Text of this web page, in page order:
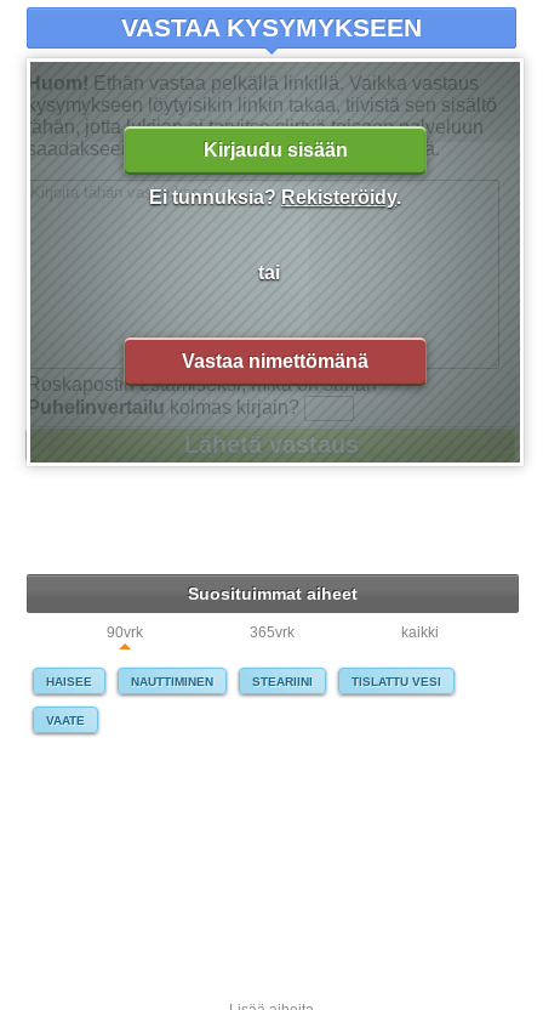
Kirjaudu sisään
Ei tunnuksia? Rekisteröidy.
tai
Vastaa nimettömänä
VASTAA KYSYMYKSEEN
Huom! Ethän vastaa pelkällä linkillä. Vaikka vastaus
kysymykseen löytyisikin linkin takaa, tiivistä sen sisältö
tähän, jotta lukijan ei tarvitse siirtyä toiseen palveluun
saadakseen tarkan vastauksen kysymykseensä.
Roskapostin estämiseksi, mikä on sanan
Puhelinvertailu kolmas kirjain?
Suosituimmat aiheet
90vrk 365vrk kaikki
HAISEE NAUTTIMINEN STEARIINI TISLATTU VESI
VAATE